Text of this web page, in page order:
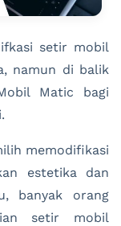
setir mobil
namun di balik
Matic bagi
memodifikasi
estetika dan
banyak orang
setir mobil